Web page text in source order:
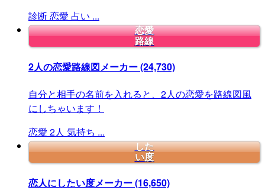
診断恋愛 占い ...
恋愛
路線
2人の恋愛路線図メーカー(24,730)
自分と相手の名前を入れると、2人の恋愛を路線図風
にしちゃいます！
恋愛 2人 気持ち ...
した
い度
恋人にしたい度メーカー(16,650)